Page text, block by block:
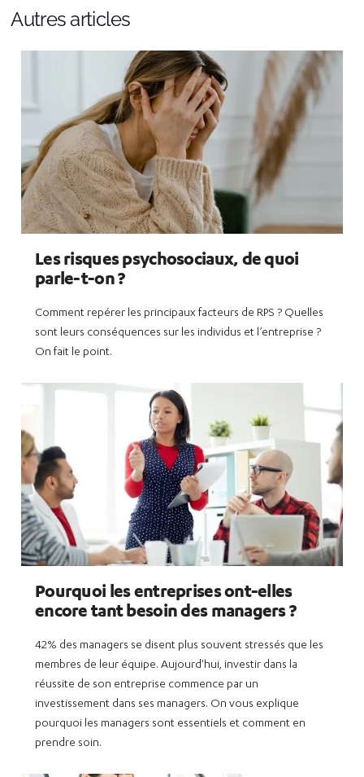
Autres articles
Les risques psychosociaux, de quoi
parle-t-on ?
Comment repérer les principaux facteurs de RPS ? Quelles
sont leurs conséquences sur les individus et l’entreprise ?
On fait le point.
Pourquoi les entreprises ont-elles
encore tant besoin des managers ?
42% des managers se disent plus souvent stressés que les
membres de leur équipe. Aujourd'hui, investir dans la
réussite de son entreprise commence par un
investissement dans ses managers. On vous explique
pourquoi les managers sont essentiels et comment en
prendre soin.